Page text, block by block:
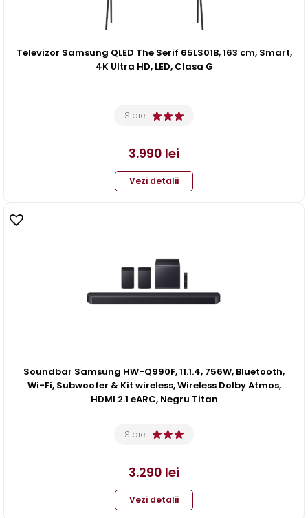
Televizor Samsung QLED The Serif 65LS01B, 163 cm, Smart,
4K Ultra HD, LED, Clasa G
Stare:
3.990 lei
Vezi detalii
Soundbar Samsung HW-Q990F, 11.1.4, 756W, Bluetooth,
Wi-Fi, Subwoofer & Kit wireless, Wireless Dolby Atmos,
HDMI 2.1 eARC, Negru Titan
Stare:
3.290 lei
Vezi detalii